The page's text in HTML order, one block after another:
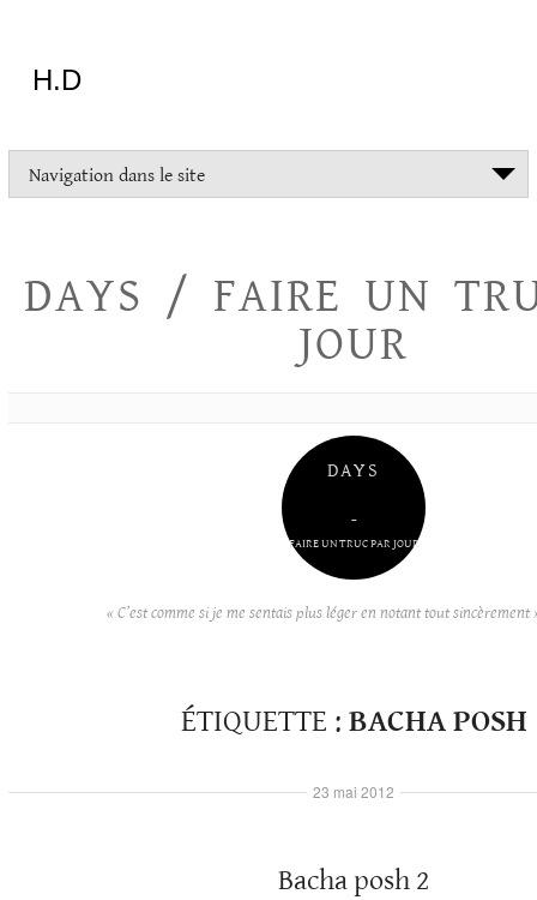
H.D
tout
essayer
Navigation dans le site
DAYS / FAIRE UN
JOUR
DAYS
–
FAIRE UN TRUC PAR JOUR
« C’est comme si je me sentais plus léger en notant tout sincèrement
ÉTIQUETTE : BACHA POSH
Bacha posh 2
23 mai 2012